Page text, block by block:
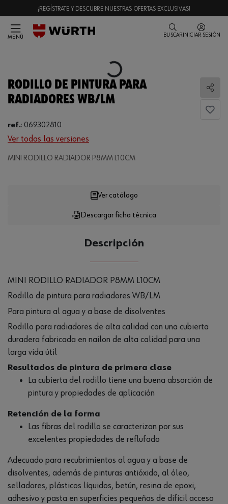
¡REGÍSTRATE Y DESCUBRE NUESTRAS OFERTAS EXCLUSIVAS!
MENÚ BUSCAR INICIAR SESIÓN
Loading...
RODILLO DE PINTURA PARA
RADIADORES WB/LM
ref.: 069302810
Ver todas las versiones
MINI RODILLO RADIADOR P8MM L10CM
Loading...
Descargar ficha técnica
Ver catálogo
Descripción
MINI RODILLO RADIADOR P8MM L10CM
Rodillo de pintura para radiadores WB/LM
Para pintura al agua y a base de disolventes
Rodillo para radiadores de alta calidad con una cubierta
duradera fabricada en nailon de alta calidad para una
larga vida útil
Resultados de pintura de primera clase
La cubierta del rodillo tiene una buena absorción de
pintura y propiedades de aplicación
Retención de la forma
Las fibras del rodillo se caracterizan por sus
excelentes propiedades de reflufado
Adecuado para recubrimientos al agua y a base de
disolventes, además de pinturas antióxido, al óleo,
selladores, plásticos líquidos, betún, resina de epoxi,
adhesivo y pasta en superficies pequeñas de difícil acceso